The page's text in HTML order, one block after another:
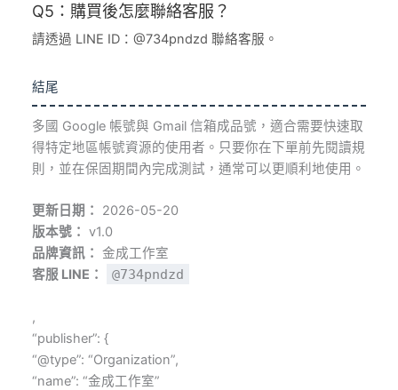
Q5：購買後怎麼聯絡客服？
請透過 LINE ID：@734pndzd 聯絡客服。
結尾
多國 Google 帳號與 Gmail 信箱成品號，適合需要快速取
得特定地區帳號資源的使用者。只要你在下單前先閱讀規
則，並在保固期間內完成測試，通常可以更順利地使用。
更新日期：
2026-05-20
版本號： v1.0
品牌資訊： 金成工作室
客服 LINE：
@734pndzd
,
“publisher”: {
“@type”: “Organization”,
“name”: “金成工作室”